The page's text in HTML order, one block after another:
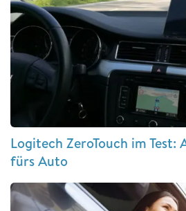
Logitech ZeroTouch im Test:
fürs Auto